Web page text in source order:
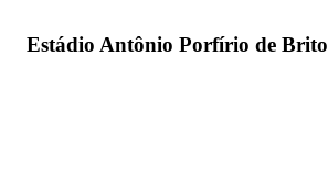
Estádio Antônio Porfírio de Brito